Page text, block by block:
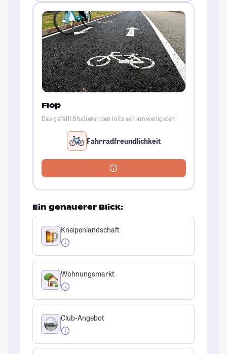
Flop
Das gefällt Studierenden in Essen am wenigsten:
Fahrradfreundlichkeit
Ein genauerer Blick:
Kneipenlandschaft
Wohnungsmarkt
Club-Angebot